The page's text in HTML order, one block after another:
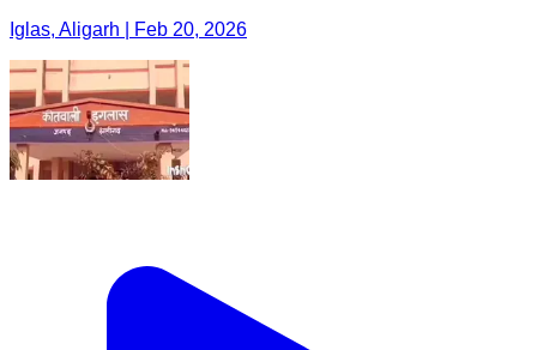
Iglas, Aligarh | Feb 20, 2026